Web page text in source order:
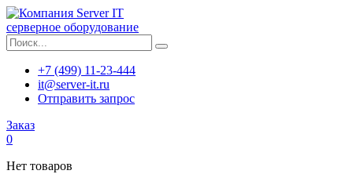
серверное оборудование
+7 (499) 11-23-444
it@server-it.ru
Отправить запрос
Заказ
0
Нет товаров